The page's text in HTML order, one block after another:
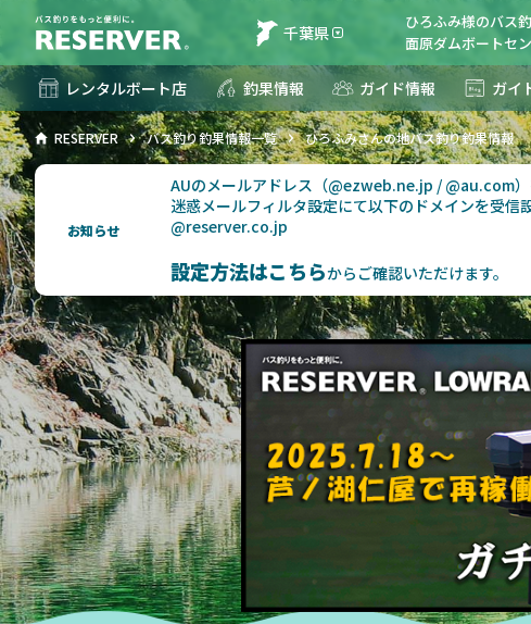
千葉県
ひろふみ様のバス
面原ダムボートセ
レンタルボート店 釣果情報 ガイド情報 ガイ
RESERVER バス釣り釣果情報一覧 ひろふみさんの地バス釣り釣果情報
お知らせ
AUのメールアドレス（@ezweb.ne.jp / @au.com）
迷惑メールフィルタ設定にて以下のドメインを受信
@reserver.co.jp
設定方法はこちらからご確認いただけます。